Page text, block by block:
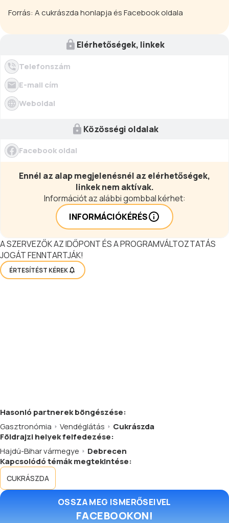
Forrás: A cukrászda honlapja és Facebook oldala
Elérhetőségek, linkek
Telefonszám
E-mail cím
Weboldal
Közösségi oldalak
Facebook oldal
Ennél az alap megjelenésnél az elérhetőségek,
linkek nem aktívak.
Információt az alábbi gombbal kérhet:
INFORMÁCIÓKÉRÉS
A SZERVEZŐK AZ IDŐPONT ÉS A PROGRAMVÁLTOZTATÁS
JOGÁT FENNTARTJÁK!
ÉRTESÍTÉST KÉREK
Hasonló partnerekböngészése:
Gasztronómia
Vendéglátás
Cukrászda
Földrajzi helyek felfedezése:
Hajdú-Bihar vármegye
Debrecen
Kapcsolódó témák megtekintése:
CUKRÁSZDA
OSSZA MEG ISMERŐSEIVEL
FACEBOOKON!